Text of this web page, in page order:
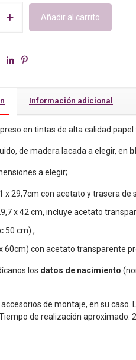
Añadir al carrito
Información adicional
en tintas de alta calidad
de madera lacada a elegir, en
a elegir;
x 29,7cm con acetato y trasera de
x 42 cm, incluye acetato
50 cm) ,
60cm) con acetato transparente
los datos de nacimiento
accesorios de montaje, en su
de realización aproximado: 2